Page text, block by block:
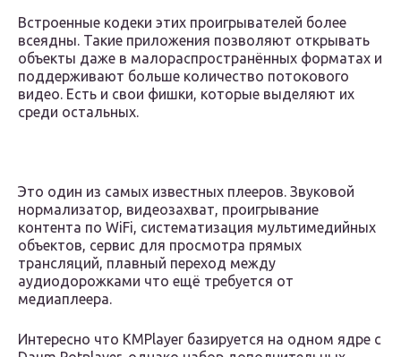
Встроенные кодеки этих проигрывателей более
всеядны. Такие приложения позволяют открывать
объекты даже в малораспространённых форматах и
поддерживают больше количество потокового
видео. Есть и свои фишки, которые выделяют их
среди остальных.
Это один из самых известных плееров. Звуковой
нормализатор, видеозахват, проигрывание
контента по WiFi, систематизация мультимедийных
объектов, сервис для просмотра прямых
трансляций, плавный переход между
аудиодорожками что ещё требуется от
медиаплеера.
Интересно что KMPlayer базируется на одном ядре с